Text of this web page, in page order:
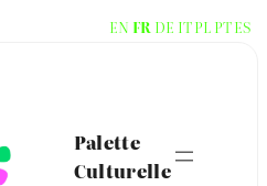
Palette
Culturelle
EN FR DE ITPL PTES